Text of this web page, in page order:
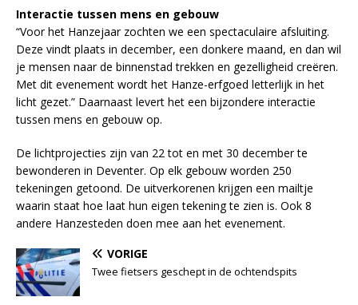
Interactie tussen mens en gebouw
“Voor het Hanzejaar zochten we een spectaculaire afsluiting.
Deze vindt plaats in december, een donkere maand, en dan wil
je mensen naar de binnenstad trekken en gezelligheid creëren.
Met dit evenement wordt het Hanze-erfgoed letterlijk in het
licht gezet.” Daarnaast levert het een bijzondere interactie
tussen mens en gebouw op.
De lichtprojecties zijn van 22 tot en met 30 december te
bewonderen in Deventer. Op elk gebouw worden 250
tekeningen getoond. De uitverkorenen krijgen een mailtje
waarin staat hoe laat hun eigen tekening te zien is. Ook 8
andere Hanzesteden doen mee aan het evenement.
VORIGE
Twee fietsers geschept in de ochtendspits